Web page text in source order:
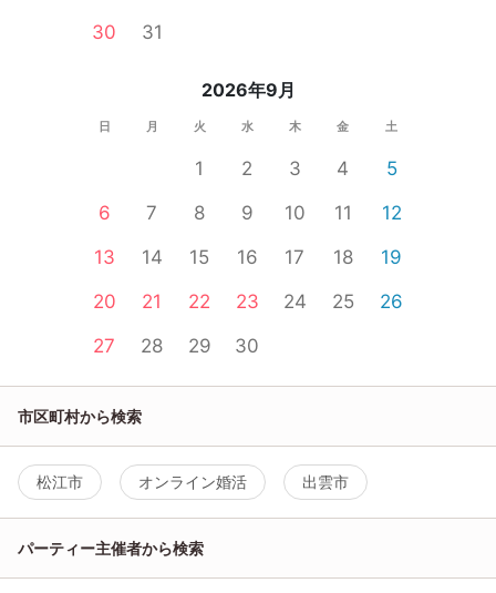
30 31
2026年9月
日 月 火 水 木 金 土
1 2 3 4
5
6
7 8 9 10 11
12
13
14 15 16 17 18
19
20
21 22 23 24 25
26
27
28 29 30
市区町村から検索
松江市 オンライン婚活 出雲市
パーティー主催者から検索